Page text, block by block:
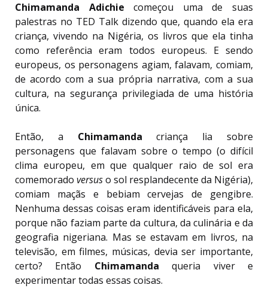
Chimamanda Adichie começou uma de suas
palestras no TED Talk dizendo que, quando ela era
criança, vivendo na Nigéria, os livros que ela tinha
como referência eram todos europeus. E sendo
europeus, os personagens agiam, falavam, comiam,
de acordo com a sua própria narrativa, com a sua
cultura, na segurança privilegiada de uma história
única.
Então, a Chimamanda criança lia sobre
personagens que falavam sobre o tempo (o difícil
clima europeu, em que qualquer raio de sol era
comemorado versuso sol resplandecente da Nigéria),
comiam maçãs e bebiam cervejas de gengibre.
Nenhuma dessas coisas eram identificáveis para ela,
porque não faziam parte da cultura, da culinária e da
geografia nigeriana. Mas se estavam em livros, na
televisão, em filmes, músicas, devia ser importante,
certo? Então Chimamanda queria viver e
experimentar todas essas coisas.